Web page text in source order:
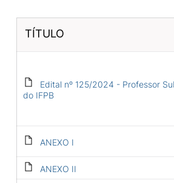
TÍTULO
Edital nº 125/2024 - Professor
do IFPB
ANEXO I
ANEXO II